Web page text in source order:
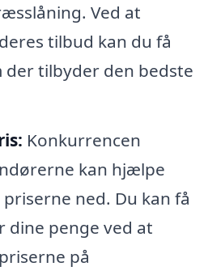
Ved at
tilbud kan du få
der tilbyder den bedste
Konkurrencen
kan hjælpe
ned. Du kan få
penge ved at
på